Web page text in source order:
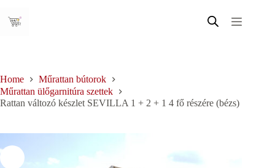
content
Home
Műrattan bútorok
Műrattan ülőgarnitúra szettek
Rattan változó készlet SEVILLA 1 + 2 + 1 4 fő részére (bézs)